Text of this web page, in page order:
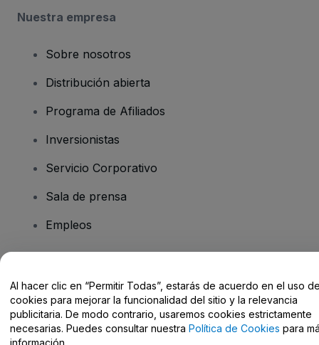
Nuestra empresa
Sobre nosotros
Distribución abierta
Programa de Afiliados
Inversionistas
Servicio Corporativo
Sala de prensa
Empleos
Centro de Ayuda / Contacto
Al hacer clic en “Permitir Todas”, estarás de acuerdo en el uso
cookies para mejorar la funcionalidad del sitio y la relevancia
publicitaria. De modo contrario, usaremos cookies estrictamente
necesarias. Puedes consultar nuestra Política de Cookies para
información.